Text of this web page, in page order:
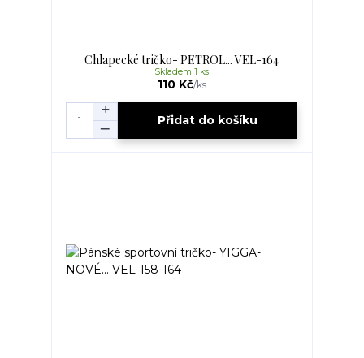
Chlapecké tričko- PETROL... VEL-164
110 Kč/ks
Skladem 1 ks
Přidat do košíku